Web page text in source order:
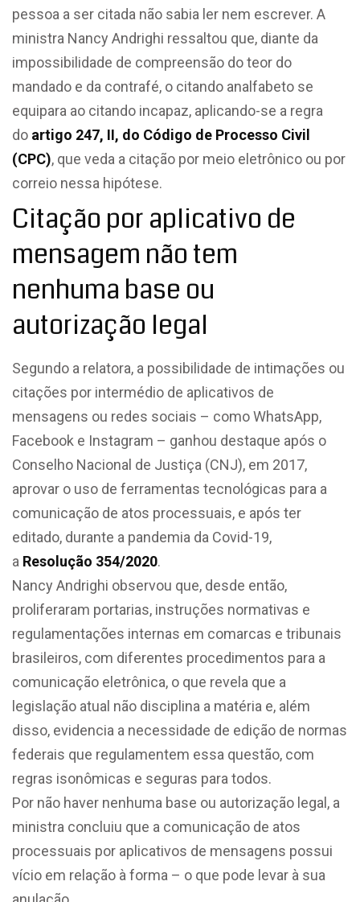
pessoa a ser citada não sabia ler nem escrever. A
ministra Nancy Andrighi ressaltou que, diante da
impossibilidade de compreensão do teor do
mandado e da contrafé, o citando analfabeto se
equipara ao citando incapaz, aplicando-se a regra
do artigo 247, II, do Código de Processo Civil
(CPC), que veda a citação por meio eletrônico ou por
correio nessa hipótese.
Citação por aplicativo de
mensagem não tem
nenhuma base ou
autorização legal
Segundo a relatora, a possibilidade de intimações ou
citações por intermédio de aplicativos de
mensagens ou redes sociais – como WhatsApp,
Facebook e Instagram – ganhou destaque após o
Conselho Nacional de Justiça (CNJ), em 2017,
aprovar o uso de ferramentas tecnológicas para a
comunicação de atos processuais, e após ter
editado, durante a pandemia da Covid-19,
a Resolução 354/2020.
Nancy Andrighi observou que, desde então,
proliferaram portarias, instruções normativas e
regulamentações internas em comarcas e tribunais
brasileiros, com diferentes procedimentos para a
comunicação eletrônica, o que revela que a
legislação atual não disciplina a matéria e, além
disso, evidencia a necessidade de edição de normas
federais que regulamentem essa questão, com
regras isonômicas e seguras para todos.
Por não haver nenhuma base ou autorização legal, a
ministra concluiu que a comunicação de atos
processuais por aplicativos de mensagens possui
vício em relação à forma – o que pode levar à sua